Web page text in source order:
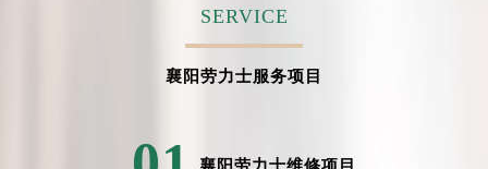
SERVICE
襄阳劳力士服务项目